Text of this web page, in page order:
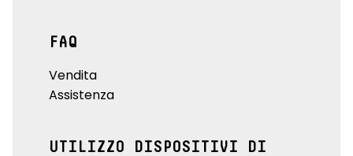
FAQ
Vendita
Assistenza
UTILIZZO DISPOSITIVI DI